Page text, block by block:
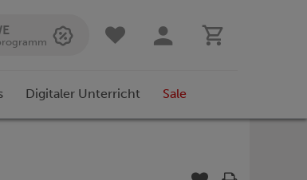
Digitaler Unterricht Sale